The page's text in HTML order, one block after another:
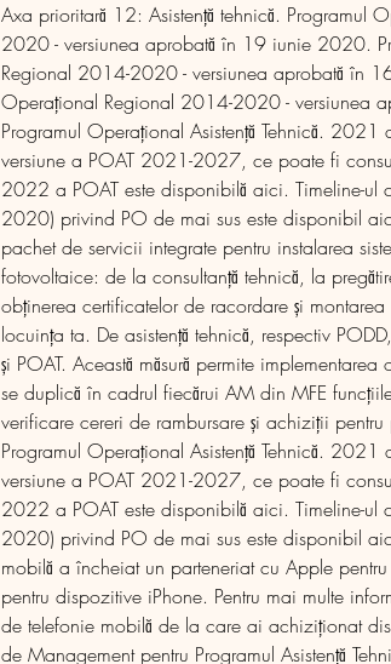
Axa prioritară 12: Asistență tehnică. Programul
2020 - versiunea aprobată în 19 iunie 2020.
Regional 2014-2020 - versiunea aprobată în
Operațional Regional 2014-2020 - versiunea
Programul Operațional Asistență Tehnică. 2021
versiune a POAT 2021-2027, ce poate fi
2022 a POAT este disponibilă aici. Timeline-ul
2020) privind PO de mai sus este disponibil
pachet de servicii integrate pentru instalarea
fotovoltaice: de la consultanță tehnică, la
obținerea certificatelor de racordare și
locuința ta. De asistență tehnică, respectiv
și POAT. Această măsură permite
se duplică în cadrul fiecărui AM din MFE
verificare cereri de rambursare și achiziții pentru
Programul Operațional Asistență Tehnică. 2021
versiune a POAT 2021-2027, ce poate fi
2022 a POAT este disponibilă aici. Timeline-ul
2020) privind PO de mai sus este disponibil
mobilă a încheiat un parteneriat cu Apple
pentru dispozitive iPhone. Pentru mai multe
de telefonie mobilă de la care ai achiziționat
de Management pentru Programul Asistență